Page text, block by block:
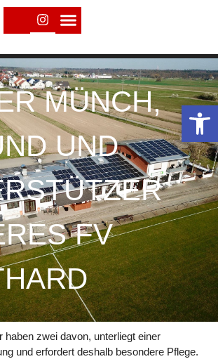
Open toolbar
MÜNCH,
UND
FV
haben zwei davon, unterliegt einer
und erfordert deshalb besondere Pflege.